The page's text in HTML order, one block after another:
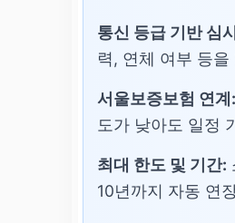
통신 등급 기반 심
력, 연체 여부 등
서울보증보험 연계:
도가 낮아도 일정
최대 한도 및 기간:
10년까지 자동 연